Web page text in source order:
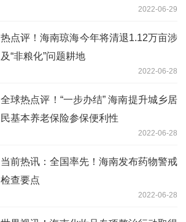
2022-06-29
热点评！海南琼海今年将清退1.12万亩涉
及“非粮化”问题耕地
2022-06-28
全球热点评！“一步办结” 海南提升城乡居
民基本养老保险参保便利性
2022-06-28
当前热讯：全国率先！海南发布药物警戒
检查要点
2022-06-28